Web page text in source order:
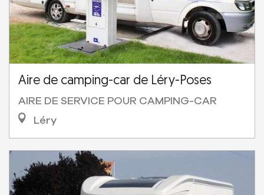
Aire de camping-car de Léry-Poses
AIRE DE SERVICE POUR CAMPING-CAR
Léry